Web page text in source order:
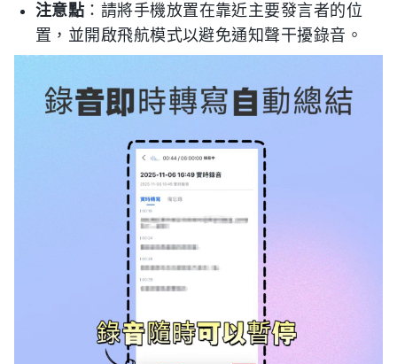
注意點 ：請將手機放置在靠近主要發言者的位
置，並開啟飛航模式以避免通知聲干擾錄音。